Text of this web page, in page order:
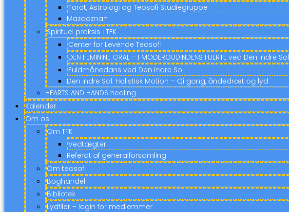
Tarot, Astrologi og Teosofi Studiegruppe
Mazdaznan
Spirituel praksis i TFK
Center for Levende Teosofi
DEN FEMININE GRAL – I MODERGUDINDENS HJERTE ved Den Indre Sol
Fuldmånedans ved Den Indre Sol
Den Indre Sol: Holistisk Motion – Qi gong, åndedræt og lyd
HEARTS AND HANDS healing
Kalender
Om os
Om TFK
Vedtægter
Referat af generalforsamling
Om teosofi
Boghandel
Bibliotek
Lydfiler – login for medlemmer